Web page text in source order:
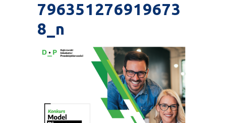
796351276919673
8_n